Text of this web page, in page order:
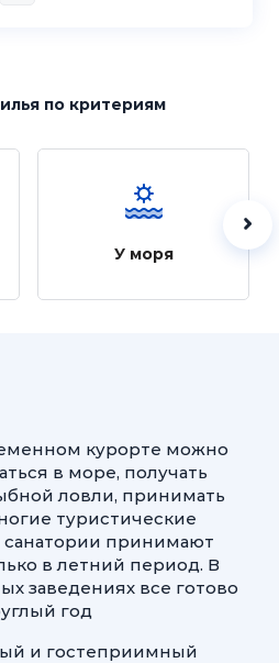
по критериям
У моря
курорте можно
в море, получать
ловли, принимать
туристические
санатории принимают
в летний период. В
заведениях все готово
год
и гостеприимный